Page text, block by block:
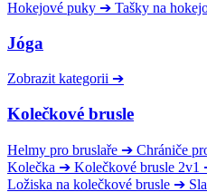
Hokejové puky ➔ Tašky na
Jóga
Zobrazit kategorii ➔
Kolečkové brusle
Helmy pro bruslaře ➔ Chrániče
Kolečka ➔ Kolečkové brusle 2v1
Ložiska na kolečkové brusle ➔